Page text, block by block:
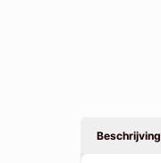
Beschrijving